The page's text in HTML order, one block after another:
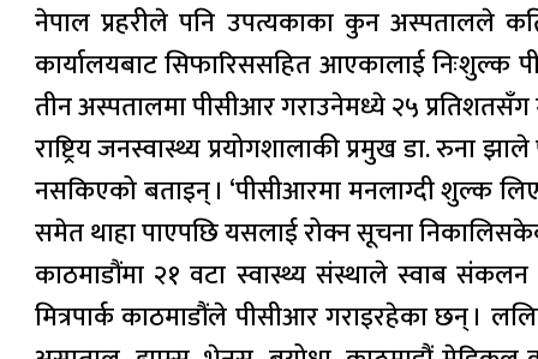
नेपाल प्रहरीले पनि उपत्यकाका कुन अस्पतालले
कार्यालयबाट सिफारिससहित आएकालाई निःशुल्क
तीन अस्पतालमा पीसीआर गराउनेमध्ये २५ प्रतिशतसँग
राष्ट्रिय जनस्वास्थ्य प्रयोगशालाकी प्रमुख डा. रुना
नसकिएको बताइन् । ‘पीसीआरमा मनलाग्दी शुल्क
समेत थाहा पाएपछि यसलाई रोक्न सूचना
काठमाडौंमा २१ वटा स्वास्थ्य संस्थाले स्वाब
मित्रपार्क काठमाडौंले पीसीआर गराइरहेका छन् ।